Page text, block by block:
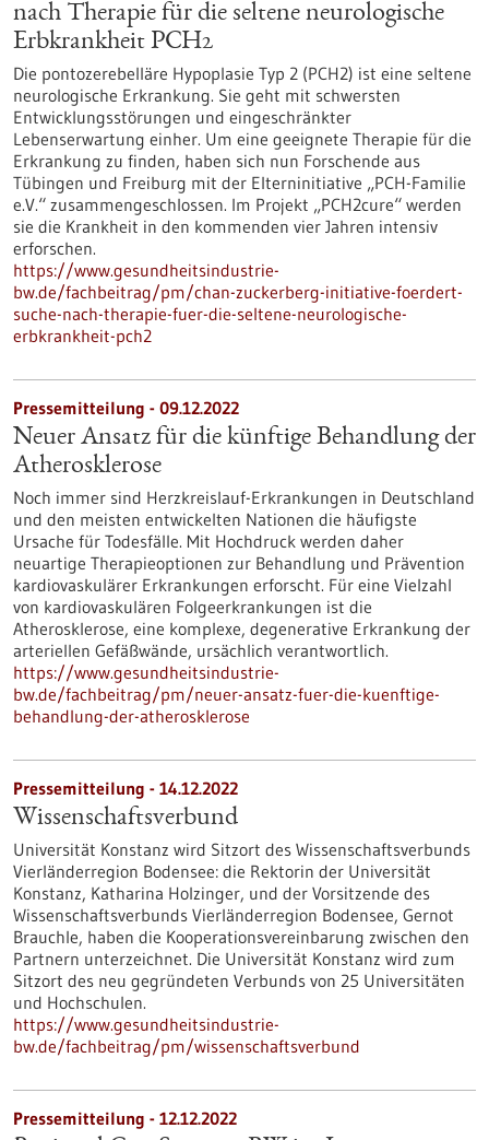
nach Therapie für die seltene neurologische
Erbkrankheit PCH2
Die pontozerebelläre Hypoplasie Typ 2 (PCH2) ist eine seltene
neurologische Erkrankung. Sie geht mit schwersten
Entwicklungsstörungen und eingeschränkter
Lebenserwartung einher. Um eine geeignete Therapie für die
Erkrankung zu finden, haben sich nun Forschende aus
Tübingen und Freiburg mit der Elterninitiative „PCH-Familie
e.V.“ zusammengeschlossen. Im Projekt „PCH2cure“ werden
sie die Krankheit in den kommenden vier Jahren intensiv
erforschen.
https://www.gesundheitsindustrie-
bw.de/fachbeitrag/pm/chan-zuckerberg-initiative-foerdert-
suche-nach-therapie-fuer-die-seltene-neurologische-
erbkrankheit-pch2
Pressemitteilung - 09.12.2022
Neuer Ansatz für die künftige Behandlung der
Atherosklerose
Noch immer sind Herzkreislauf-Erkrankungen in Deutschland
und den meisten entwickelten Nationen die häufigste
Ursache für Todesfälle. Mit Hochdruck werden daher
neuartige Therapieoptionen zur Behandlung und Prävention
kardiovaskulärer Erkrankungen erforscht. Für eine Vielzahl
von kardiovaskulären Folgeerkrankungen ist die
Atherosklerose, eine komplexe, degenerative Erkrankung der
arteriellen Gefäßwände, ursächlich verantwortlich.
https://www.gesundheitsindustrie-
bw.de/fachbeitrag/pm/neuer-ansatz-fuer-die-kuenftige-
behandlung-der-atherosklerose
Pressemitteilung - 14.12.2022
Wissenschaftsverbund
Universität Konstanz wird Sitzort des Wissenschaftsverbunds
Vierländerregion Bodensee: die Rektorin der Universität
Konstanz, Katharina Holzinger, und der Vorsitzende des
Wissenschaftsverbunds Vierländerregion Bodensee, Gernot
Brauchle, haben die Kooperationsvereinbarung zwischen den
Partnern unterzeichnet. Die Universität Konstanz wird zum
Sitzort des neu gegründeten Verbunds von 25 Universitäten
und Hochschulen.
https://www.gesundheitsindustrie-
bw.de/fachbeitrag/pm/wissenschaftsverbund
Pressemitteilung - 12.12.2022